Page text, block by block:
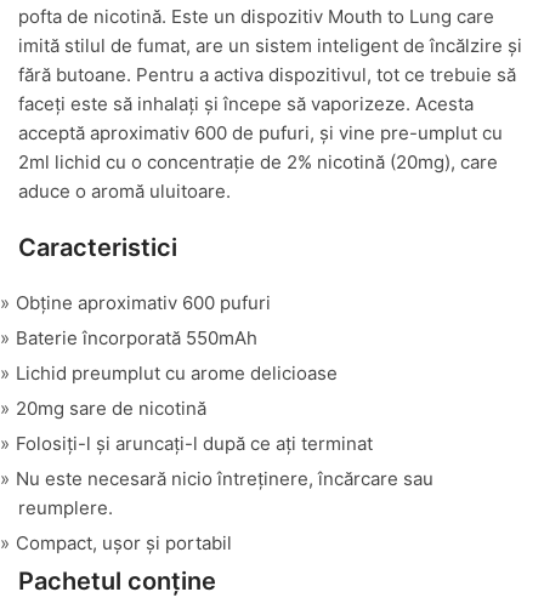
pofta de nicotină. Este un dispozitiv Mouth to Lung care
imită stilul de fumat, are un sistem inteligent de încălzire și
fără butoane. Pentru a activa dispozitivul, tot ce trebuie să
faceți este să inhalați și începe să vaporizeze. Acesta
acceptă aproximativ 600 de pufuri, și vine pre-umplut cu
2ml lichid cu o concentrație de 2% nicotină (20mg), care
aduce o aromă uluitoare.
Caracteristici
Obține aproximativ 600 pufuri
Baterie încorporată 550mAh
Lichid preumplut cu arome delicioase
20mg sare de nicotină
Folosiți-l și aruncați-l după ce ați terminat
Nu este necesară nicio întreținere, încărcare sau
reumplere.
Compact, ușor și portabil
Pachetul conține